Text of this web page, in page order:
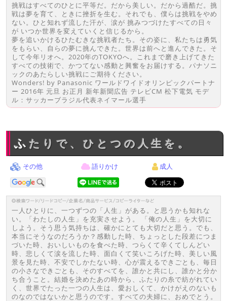
挑戦はすべてのひとに平等だ。だから美しい。だから過酷だ。挑
戦は夢を育て、ときに挫折を生む。それでも、僕らは挑戦をやめ
ない。ひと知れず流した汗が、涙が 挑みつづけたすべての日々
が いつか世界を変えていくと信じるから。
夢を追いかけるひたむきな挑戦者たち。その姿に、私たちは勇気
をもらい、自らの夢に挑んできた。世界は前へと進んできた。そ
して今年リオへ。2020年のTOKYOへ。これまで磨き上げてきた
すべての技術で、かつてない感動と興奮をお届けする。パナソニ
ックのあたらしい挑戦にご期待ください。
Wonders! by Panasonic ワールドワイドオリンピックパートナ
ー 2016年 元旦 お正月 新年新聞広告 テレビCM 松下電気 モデ
ル：サッカーブラジル代表ネイマール選手
ふたりで、ひとつの人生を。
その他 語りかけ 成人
一人ひとりに、一つずつの「人生」がある。と思うかも知れな
い。「わたしの人生」を充実させよう。 「俺の人生」を大切に
しよう。そう思う気持ちは、確かにとても大切だと思う。でも、
本当にそうなのだろうか？感動した時、ちょっとした段差につま
づいた時、おいしいものを食べた時、つらくて辛くてしんどい
時、悲しくて涙を流した時、面白くて笑いころげた時、美しい風
景を見た時、不安でしかたない時、心が震えるできごとも、毎日
の小さなできごとも、そのすべてを、誰かと共にし、誰かと分か
ち合うこと。結婚を決めたあの時から、ふたりの糸で紡がれてい
く、世界でたった一つの人生は、愛おしくて、かけがえのないも
のなのではないかと思うのです。すべての夫婦に、おめでとう。